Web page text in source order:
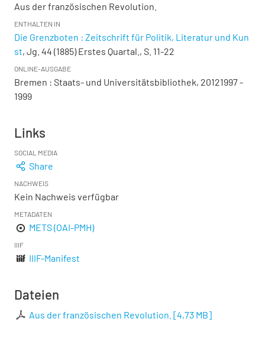
Aus der französischen Revolution.
ENTHALTEN IN
Die Grenzboten : Zeitschrift für Politik, Literatur und Kun
st, Jg. 44 (1885) Erstes Quartal., S. 11-22
ONLINE-AUSGABE
Bremen : Staats- und Universitätsbibliothek, 20121997 -
1999
Links
SOCIAL MEDIA
Share
NACHWEIS
Kein Nachweis verfügbar
METADATEN
METS (OAI-PMH)
IIIF
IIIF-Manifest
Dateien
Aus der französischen Revolution. [4,73 MB]